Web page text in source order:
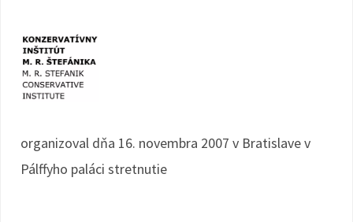
organizoval dňa 16. novembra 2007 v Bratislave v
Pálffyho paláci stretnutie